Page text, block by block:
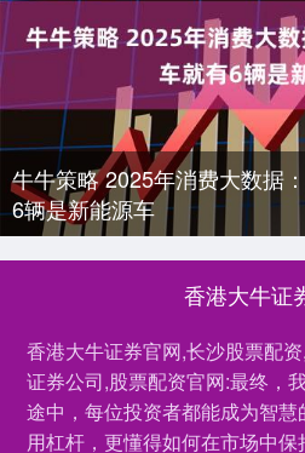
牛牛策略 2025年消费大数据
6辆是新能源车
香港大牛证
香港大牛证券官网,长沙股票配
证券公司,股票配资官网:最终，
途中，每位投资者都能成为智
用杠杆，更懂得如何在市场中